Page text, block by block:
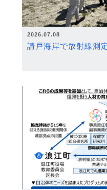
2026.07.08
請戸海岸で放射線測